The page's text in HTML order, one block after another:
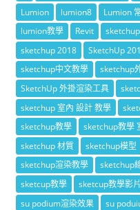
Lumion
lumion8 Lumion
lumion教學
Revit sketchup
sketchup 2018
SketchUp
sketchup中文教學
sketchup
SketchUp 外掛渲染工具
sketchup 室內 設計 教學
sketchup教學
sketchup教學
sketchup 材質
sketchup模型
sketchup渲染教學
sketchup
sketcup教學
sketcup教學影片
su podium渲染效果
su